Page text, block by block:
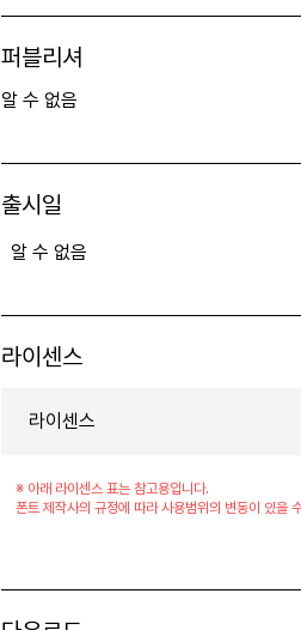
퍼블리셔
알 수 없음
출시일
알 수 없음
라이센스
라이센스
※ 아래 라이센스 표는 참고용입니다.
폰트 제작사의 규정에 따라 사용범위의 변동이 있을